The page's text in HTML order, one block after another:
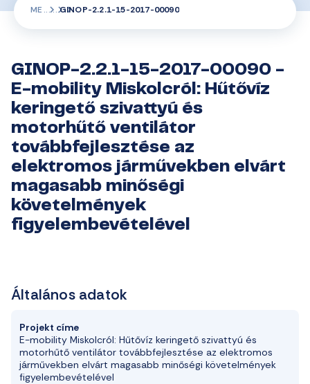
ME GINOP-2.2.1-15-2017-00090
GINOP-2.2.1-15-2017-00090 -
E-mobility Miskolcról: Hűtővíz
keringető szivattyú és
motorhűtő ventilátor
továbbfejlesztése az
elektromos járművekben elvárt
magasabb minőségi
követelmények
figyelembevételével
Általános adatok
Projekt címe
E-mobility Miskolcról: Hűtővíz keringető szivattyú és
motorhűtő ventilátor továbbfejlesztése az elektromos
járművekben elvárt magasabb minőségi követelmények
figyelembevételével